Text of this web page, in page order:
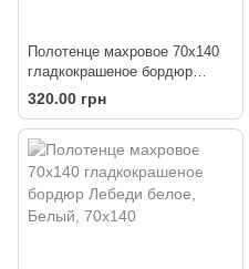
Полотенце махровое 70х140
гладкокрашеное бордюр
Лебеди
320.00 грн